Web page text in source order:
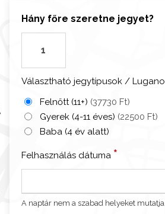
Hány főre szeretne jegyet?
l
á
n
ó
o
m
i
Választható jegytípusok / Lugano
Felnőtt (11+) (37730 Ft)
Gyerek (4-11 éves) (22500 Ft)
Baba (4 év alatt)
Felhasználás dátuma *
A naptár nem a szabad helyeket mutatja.